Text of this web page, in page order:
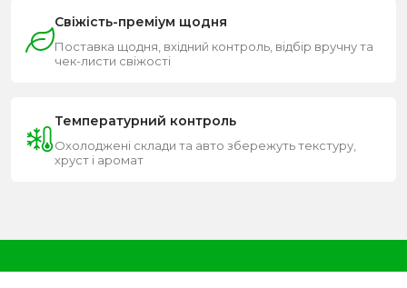
Свіжість-преміум щодня
Поставка щодня, вхідний контроль, відбір вручну та
чек-листи свіжості
Температурний контроль
Охолоджені склади та авто збережуть текстуру,
хруст і аромат